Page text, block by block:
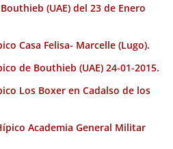
(UAE) del 23 de Enero
Casa Felisa- Marcelle (Lugo).
de Bouthieb (UAE) 24-01-2015.
Los Boxer en Cadalso de los
Academia General Militar